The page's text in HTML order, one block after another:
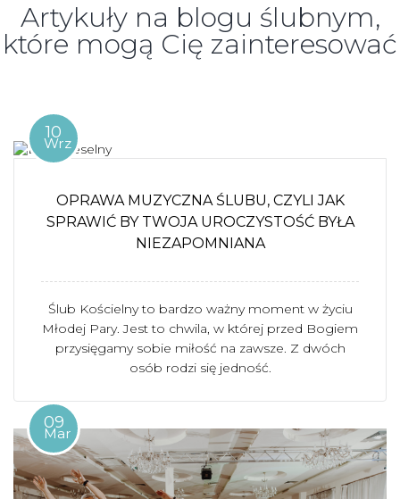
Artykuły na blogu ślubnym,
które mogą Cię zainteresować
10
Wrz
OPRAWA MUZYCZNA ŚLUBU, CZYLI JAK
SPRAWIĆ BY TWOJA UROCZYSTOŚĆ BYŁA
NIEZAPOMNIANA
Ślub Kościelny to bardzo ważny moment w życiu
Młodej Pary. Jest to chwila, w której przed Bogiem
przysięgamy sobie miłość na zawsze. Z dwóch
osób rodzi się jedność.
09
Mar